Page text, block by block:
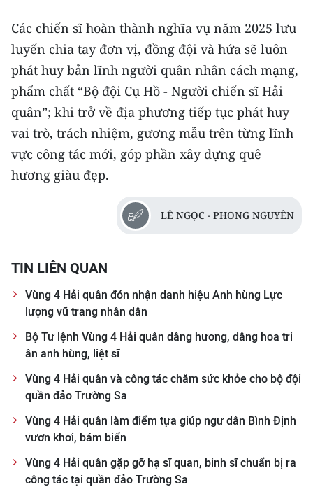
Ảnh
Infographic
TIN MỚI
TIN ĐỊA PHƯƠNG
Trung du và miền núi phía Bắc
Đồng bằng sông Hồng
Duyên hải Nam Trung Bộ và Tây
Đông Nam Bộ
Đồng bằng sông Cửu Long
Chuyên trang Hà Nội
Chuyên trang TP. Hồ Chí Minh
CHUYÊN ĐỀ
CÁC CHUYÊN TRANG
Các chiến sĩ hoàn thành nghĩa vụ năm 2025 lưu
luyến chia tay đơn vị, đồng đội và hứa sẽ luôn
phát huy bản lĩnh người quân nhân cách mạng,
phẩm chất “Bộ đội Cụ Hồ - Người chiến sĩ Hải
quân”; khi trở về địa phương tiếp tục phát huy
vai trò, trách nhiệm, gương mẫu trên từng lĩnh
vực công tác mới, góp phần xây dựng quê
hương giàu đẹp.
LÊ NGỌC - PHONG NGUYÊN
TIN LIÊN QUAN
Vùng 4 Hải quân đón nhận danh hiệu Anh hùng Lực
lượng vũ trang nhân dân
Bộ Tư lệnh Vùng 4 Hải quân dâng hương, dâng hoa tri
ân anh hùng, liệt sĩ
Vùng 4 Hải quân và công tác chăm sức khỏe cho bộ đội
quần đảo Trường Sa
Vùng 4 Hải quân làm điểm tựa giúp ngư dân Bình Định
vươn khơi, bám biển
Vùng 4 Hải quân gặp gỡ hạ sĩ quan, binh sĩ chuẩn bị ra
công tác tại quần đảo Trường Sa